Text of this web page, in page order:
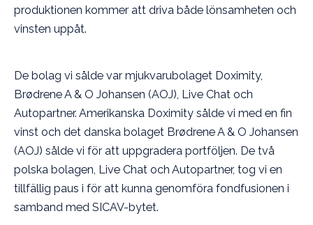
produktionen kommer att driva både lönsamheten och
vinsten uppåt.
De bolag vi sålde var mjukvarubolaget Doximity,
Brødrene A & O Johansen (AOJ), Live Chat och
Autopartner. Amerikanska Doximity sålde vi med en fin
vinst och det danska bolaget Brødrene A & O Johansen
(AOJ) sålde vi för att uppgradera portföljen. De två
polska bolagen, Live Chat och Autopartner, tog vi en
tillfällig paus i för att kunna genomföra fondfusionen i
samband med SICAV-bytet.